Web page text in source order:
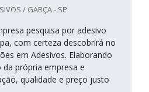
/ GARÇA - SP
pesquisa por adesivo
com certeza descobrirá no
em Adesivos. Elaborando
própria empresa e
qualidade e preço justo